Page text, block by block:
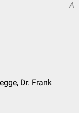
A
Dr. Frank